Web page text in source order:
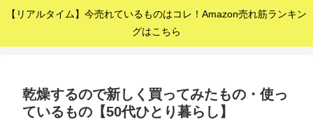
【リアルタイム】今売れているものはコレ！Amazon売れ筋ランキン
グはこちら
乾燥するので新しく買ってみたもの・使っ
ているもの【50代ひとり暮らし】